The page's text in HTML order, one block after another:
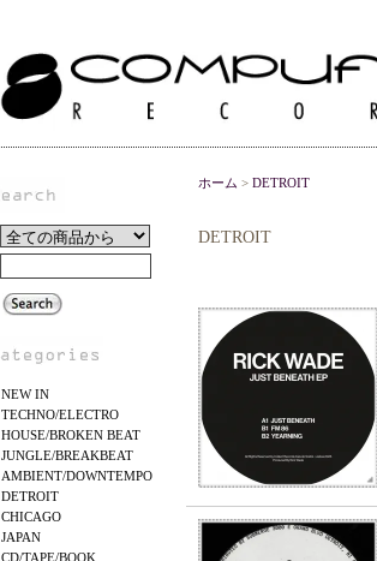
NEW IN
TECHNO/ELECTRO
HOUSE/BROKEN BEAT
JUNGLE/BREAKBEAT
AMBIENT/DOWNTEMPO
DETROIT
CHICAGO
JAPAN
CD/TAPE/BOOK
ホーム > DETROIT
DETROIT